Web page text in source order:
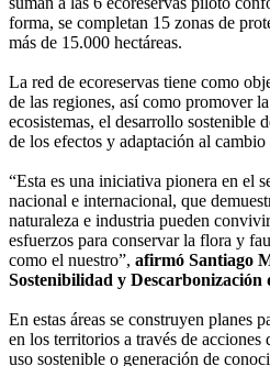
forma, se completan 15 zonas de
más de 15.000 hectáreas.
La red de ecoreservas tiene como
de las regiones, así como promover
ecosistemas, el desarrollo sostenible
de los efectos y adaptación al
“Esta es una iniciativa pionera en el
nacional e internacional, que
naturaleza e industria pueden
esfuerzos para conservar la flora y
como el nuestro”, afirmó Santiago
Sostenibilidad y Descarbonización
En estas áreas se construyen planes
en los territorios a través de acciones
uso sostenible o generación de